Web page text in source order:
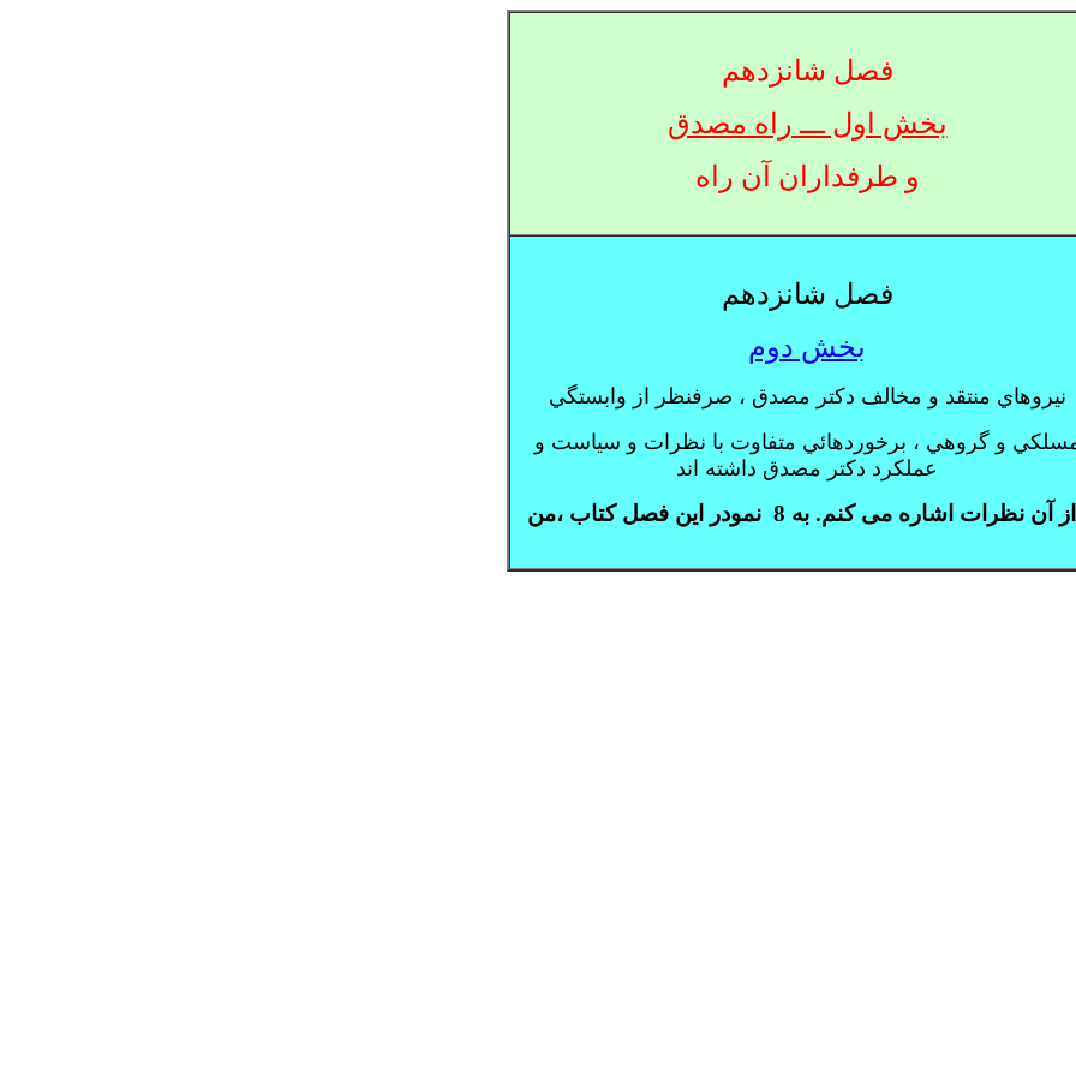
فصل شانزدهم
بخش اول ـــ راه مصدق
و طرفداران آن راه
فصل شانزدهم
بخش دوم
نيروهاي منتقد و مخالف دکتر مصدق ، صرفنظر از وابستگي
و گروهي ، برخوردهائي متفاوت با نظرات و سياست و
عملکرد دکتر مصدق داشته اند
مندر اين فصل کتاب ، به 8 نمو از آن نظرات اشاره می کنم.